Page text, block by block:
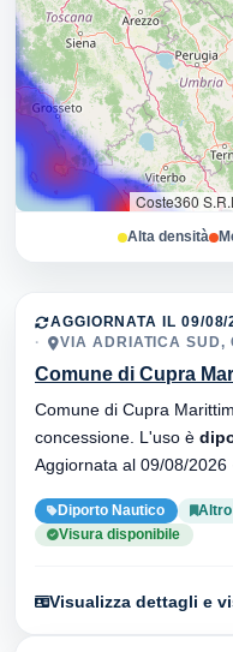
Coste360
Alta densità
AGGIORNATA IL 09/08/
VIA ADRIATICA SUD,
Comune di Cupra
Comune di Cupra
concessione. L'uso è
Diporto Nautico Altro
Visura disponibile
Visualizza dettagli e